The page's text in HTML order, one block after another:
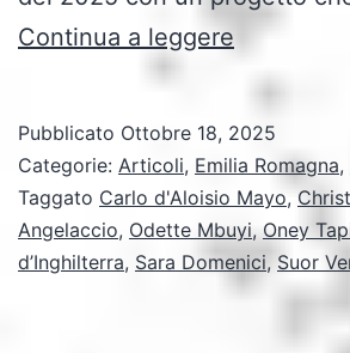
Continua a leggere “Ravenna
Mosaici
All”:
quando
l’arte
sacra
Pubblicato Ottobre 18, 2025
Categorie: Articoli, Emilia Romagna,
Taggato Carlo d'Aloisio Mayo,
Angelaccio, Odette Mbuyi, Oney
d’Inghilterra, Sara Domenici, Suor